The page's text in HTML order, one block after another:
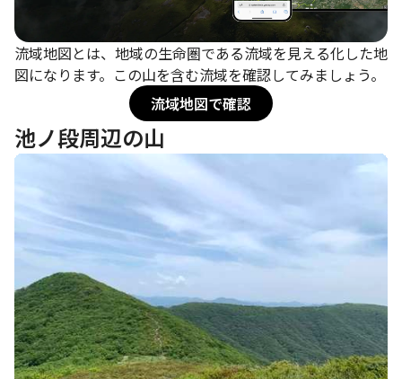
流域地図とは、地域の生命圏である流域を見える化した地
図になります。この山を含む流域を確認してみましょう。
流域地図で確認
池ノ段周辺の山